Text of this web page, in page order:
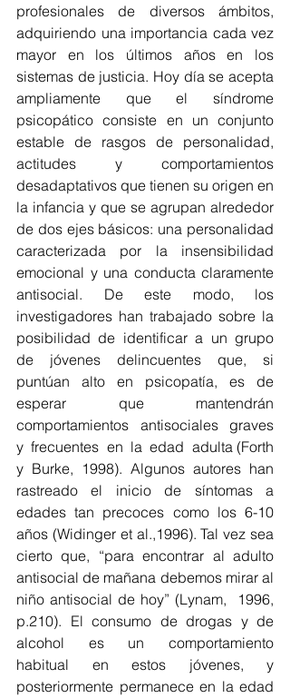
profesionales de diversos ámbitos,
adquiriendo una importancia cada vez
mayor en los últimos años en los
sistemas de justicia. Hoy día se acepta
ampliamente que el síndrome
psicopático consiste en un conjunto
estable de rasgos de personalidad,
actitudes y comportamientos
desadaptativos que tienen su origen en
la infancia y que se agrupan alrededor
de dos ejes básicos: una personalidad
caracterizada por la insensibilidad
emocional y una conducta claramente
antisocial. De este modo, los
investigadores han trabajado sobre la
posibilidad de identificar a un grupo
de jóvenes delincuentes que, si
puntúan alto en psicopatía, es de
esperar que mantendrán
comportamientos  antisociales  graves
y  frecuentes  en  la  edad  adulta (Forth
y Burke, 1998). Algunos autores han
rastreado el inicio de síntomas a
edades tan precoces como los 6-10
años (Widinger et al.,1996). Tal vez sea
cierto que, “para encontrar al adulto
antisocial de mañana debemos mirar al
niño antisocial de hoy” (Lynam,  1996,
p.210).  El  consumo  de  drogas  y  de
alcohol  es  un  comportamiento
habitual en estos jóvenes, y
posteriormente permanece en la edad